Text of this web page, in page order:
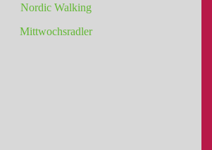
Nordic Walking
Mittwochsradler